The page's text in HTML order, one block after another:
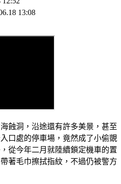
12:52
蝕洞，沿途還有許多美景，甚至
口處的停車場，竟然成了小偷覬
從今年二月就陸續鎖定機車的置
著毛巾擦拭指紋，不過仍被警方